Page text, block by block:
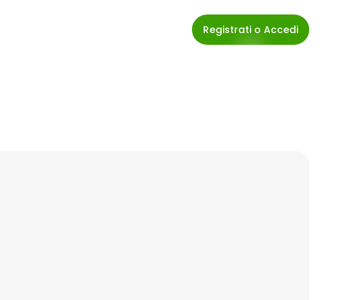
Registrati o Accedi